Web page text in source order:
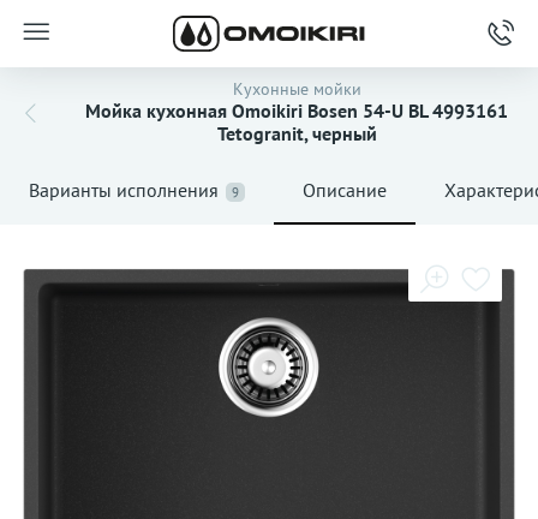
Кухонные мойки
Мойка кухонная Omoikiri Bosen 54-U BL 4993161
Tetogranit, черный
Варианты исполнения 9 Описание